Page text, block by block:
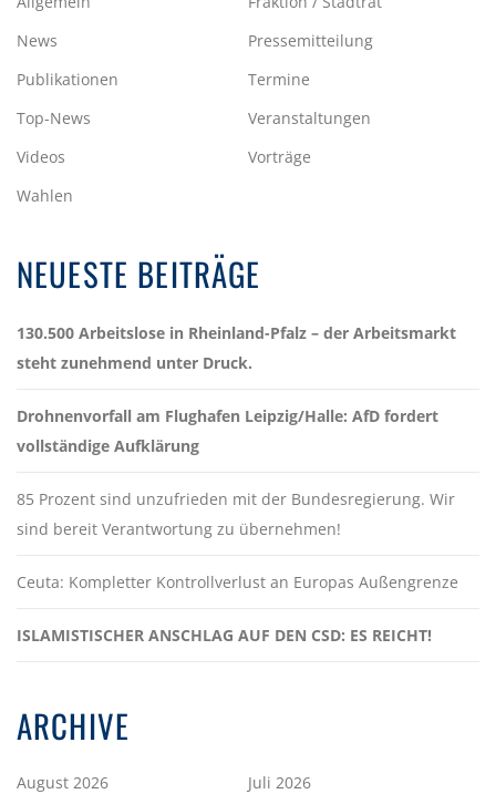
News
Pressemitteilung
Publikationen
Termine
Top-News
Veranstaltungen
Videos
Vorträge
Wahlen
NEUESTE BEITRÄGE
130.500 Arbeitslose in Rheinland-Pfalz – der Arbeitsmarkt
steht zunehmend unter Druck.
Drohnenvorfall am Flughafen Leipzig/Halle: AfD fordert
vollständige Aufklärung
85 Prozent sind unzufrieden mit der Bundesregierung. Wir
sind bereit Verantwortung zu übernehmen!
Ceuta: Kompletter Kontrollverlust an Europas Außengrenze
ISLAMISTISCHER ANSCHLAG AUF DEN CSD: ES REICHT!
ARCHIVE
August 2026
Juli 2026